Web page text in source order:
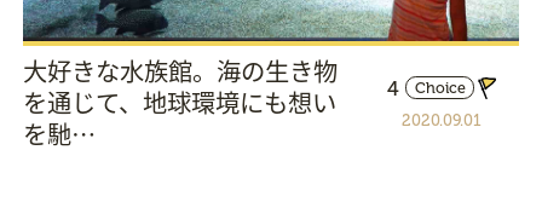
大好きな水族館。海の生き物
を通じて、地球環境にも想い
を馳…
4
Choice
2020.09.01